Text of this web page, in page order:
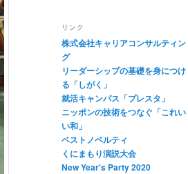
リンク
株式会社キャリアコンサルティン
グ
リーダーシップの基礎を身につけ
る「しがく」
就活キャンパス「プレスタ」
ニッポンの技術をつなぐ「これい
い和」
ベストノベルティ
くにまもり演説大会
New Year's Party 2020